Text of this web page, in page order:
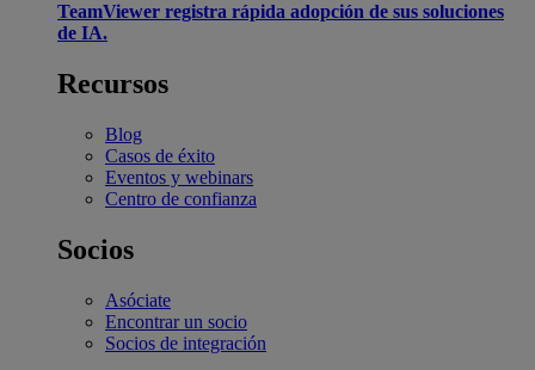
TeamViewer registra rápida adopción de sus soluciones
de IA.
Recursos
Blog
Casos de éxito
Eventos y webinars
Centro de confianza
Socios
Asóciate
Encontrar un socio
Socios de integración